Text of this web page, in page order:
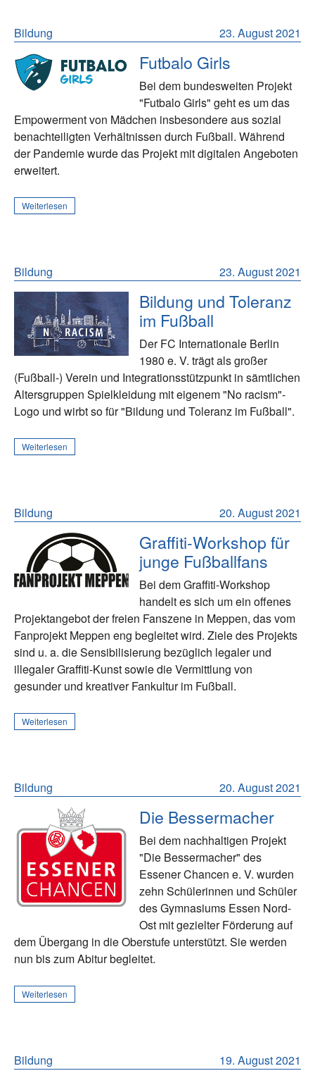
23. August 2021
Bildung
Futbalo Girls
Bei dem bundesweiten Projekt
"Futbalo Girls" geht es um das
Empowerment von Mädchen insbesondere aus sozial
benachteiligten Verhältnissen durch Fußball. Während
der Pandemie wurde das Projekt mit digitalen Angeboten
erweitert.
Weiterlesen
23. August 2021
Bildung
Bildung und Toleranz
im Fußball
Der FC Internationale Berlin
1980 e. V. trägt als großer
(Fußball-) Verein und Integrationsstützpunkt in sämtlichen
Altersgruppen Spielkleidung mit eigenem "No racism"-
Logo und wirbt so für "Bildung und Toleranz im Fußball".
Weiterlesen
20. August 2021
Bildung
Graffiti-Workshop für
junge Fußballfans
Bei dem Graffiti-Workshop
handelt es sich um ein offenes
Projektangebot der freien Fanszene in Meppen, das vom
Fanprojekt Meppen eng begleitet wird. Ziele des Projekts
sind u. a. die Sensibilisierung bezüglich legaler und
illegaler Graffiti-Kunst sowie die Vermittlung von
gesunder und kreativer Fankultur im Fußball.
Weiterlesen
20. August 2021
Bildung
Die Bessermacher
Bei dem nachhaltigen Projekt
"Die Bessermacher" des
Essener Chancen e. V. wurden
zehn Schülerinnen und Schüler
des Gymnasiums Essen Nord-
Ost mit gezielter Förderung auf
dem Übergang in die Oberstufe unterstützt. Sie werden
nun bis zum Abitur begleitet.
Weiterlesen
19. August 2021
Bildung